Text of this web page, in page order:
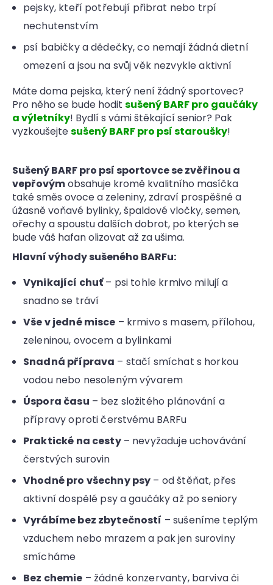
pejsky, kteří potřebují přibrat nebo trpí
nechutenstvím
psí babičky a dědečky, co nemají žádná dietní
omezení a jsou na svůj věk nezvykle aktivní
Máte doma pejska, který není žádný sportovec?
Pro něho se bude hodit sušený BARF pro gaučáky
a výletníky! Bydlí s vámi štěkající senior? Pak
vyzkoušejtesušený BARF pro psí staroušky!
Sušený BARF pro psí sportovce se zvěřinou a
vepřovýmobsahuje kromě kvalitního masíčka
také směs ovoce a zeleniny, zdraví prospěšné a
úžasně voňavé bylinky, špaldové vločky, semen,
ořechy a spoustu dalších dobrot, po kterých se
bude váš hafan olizovat až za ušima.
Hlavní výhody sušeného BARFu:
Vynikající chuť – psi tohle krmivo milují a
snadno se tráví
Vše v jedné misce – krmivo s masem, přílohou,
zeleninou, ovocem a bylinkami
Snadná příprava – stačí smíchat s horkou
vodou nebo nesoleným vývarem
Úspora času – bez složitého plánování a
přípravy oproti čerstvému BARFu
Praktické na cesty – nevyžaduje uchovávání
čerstvých surovin
Vhodné pro všechny psy – od štěňat, přes
aktivní dospělé psy a gaučáky až po seniory
Vyrábíme bez zbytečností – sušeníme teplým
vzduchem nebo mrazem a pak jen suroviny
smícháme
Bez chemie – žádné konzervanty, barviva či